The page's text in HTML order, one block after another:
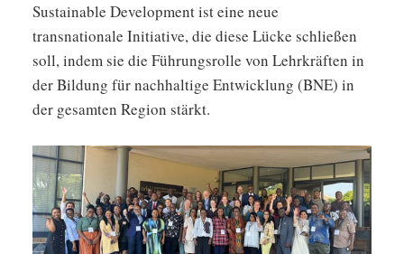
Sustainable Development ist eine neue
transnationale Initiative, die diese Lücke schließen
soll, indem sie die Führungsrolle von Lehrkräften in
der Bildung für nachhaltige Entwicklung (BNE) in
der gesamten Region stärkt.